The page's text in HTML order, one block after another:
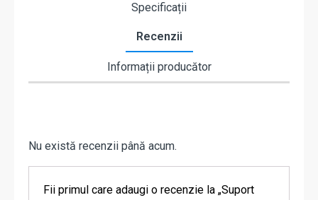
Specificații
Recenzii
Informații producător
Nu există recenzii până acum.
Fii primul care adaugi o recenzie la „Suport